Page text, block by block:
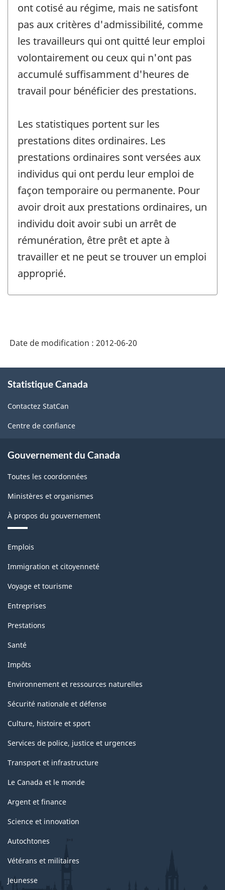
ont cotisé au régime, mais ne satisfont
pas aux critères d'admissibilité, comme
les travailleurs qui ont quitté leur emploi
volontairement ou ceux qui n'ont pas
accumulé suffisamment d'heures de
travail pour bénéficier des prestations.
Les statistiques portent sur les
prestations dites ordinaires. Les
prestations ordinaires sont versées aux
individus qui ont perdu leur emploi de
façon temporaire ou permanente. Pour
avoir droit aux prestations ordinaires, un
individu doit avoir subi un arrêt de
rémunération, être prêt et apte à
travailler et ne peut se trouver un emploi
approprié.
Date de modification : 2012-06-20
propos
ce
site
Statistique Canada
Contactez StatCan
Centre de confiance
Gouvernement du Canada
Toutes les coordonnées
Ministères et organismes
À propos du gouvernement
Thèmes
sujets
Emplois
Immigration et citoyenneté
Voyage et tourisme
Entreprises
Prestations
Santé
Impôts
Environnement et ressources naturelles
Sécurité nationale et défense
Culture, histoire et sport
Services de police, justice et urgences
Transport et infrastructure
Le Canada et le monde
Argent et finance
Science et innovation
Autochtones
Vétérans et militaires
Jeunesse